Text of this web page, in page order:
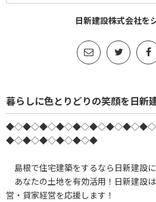
日新建設株式会社を
暮らしに色とりどりの笑顔を日新
◆◇◆◇◆◇◆◇◆◇◆
島根で住宅建築をするなら日新建設
あなたの土地を有効活用！日新建設
営・貸家経営を応援します！